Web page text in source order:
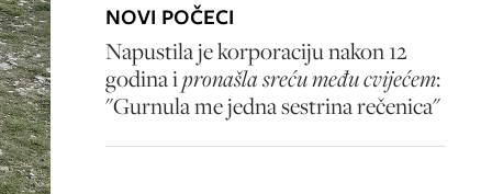
NOVI POČECI
Napustila je korporaciju nakon 12
godina ipronašla sreću među cvijećem:
"Gurnula me jedna sestrina rečenica"